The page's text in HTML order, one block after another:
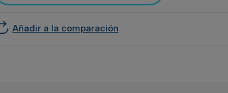
Añadir a la comparación